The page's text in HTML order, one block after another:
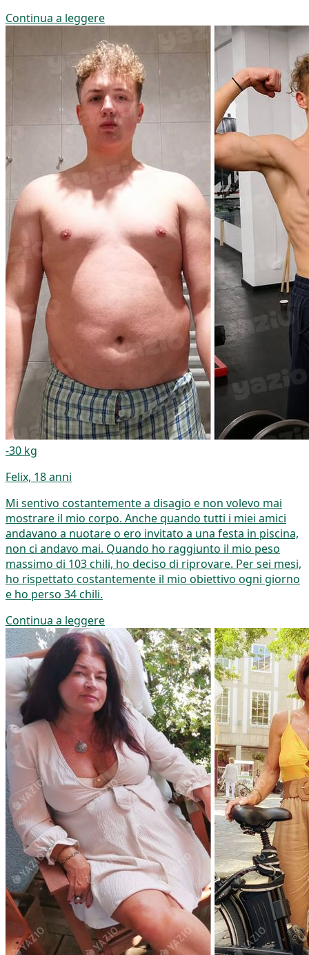
Continua a leggere
-30 kg
Felix, 18 anni
Mi sentivo costantemente a disagio e non volevo mai
mostrare il mio corpo. Anche quando tutti i miei amici
andavano a nuotare o ero invitato a una festa in piscina,
non ci andavo mai. Quando ho raggiunto il mio peso
massimo di 103 chili, ho deciso di riprovare. Per sei mesi,
ho rispettato costantemente il mio obiettivo ogni giorno
e ho perso 34 chili.
Continua a leggere